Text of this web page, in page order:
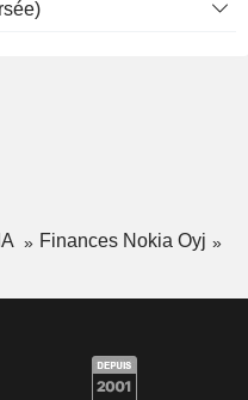
Finances Nokia Oyj